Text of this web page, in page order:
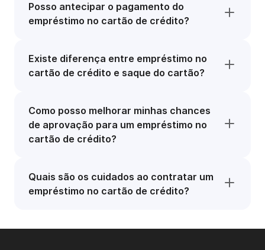
Posso antecipar o pagamento do
empréstimo no cartão de crédito?
Existe diferença entre empréstimo no
cartão de crédito e saque do cartão?
Como posso melhorar minhas chances
de aprovação para um empréstimo no
cartão de crédito?
Quais são os cuidados ao contratar um
empréstimo no cartão de crédito?